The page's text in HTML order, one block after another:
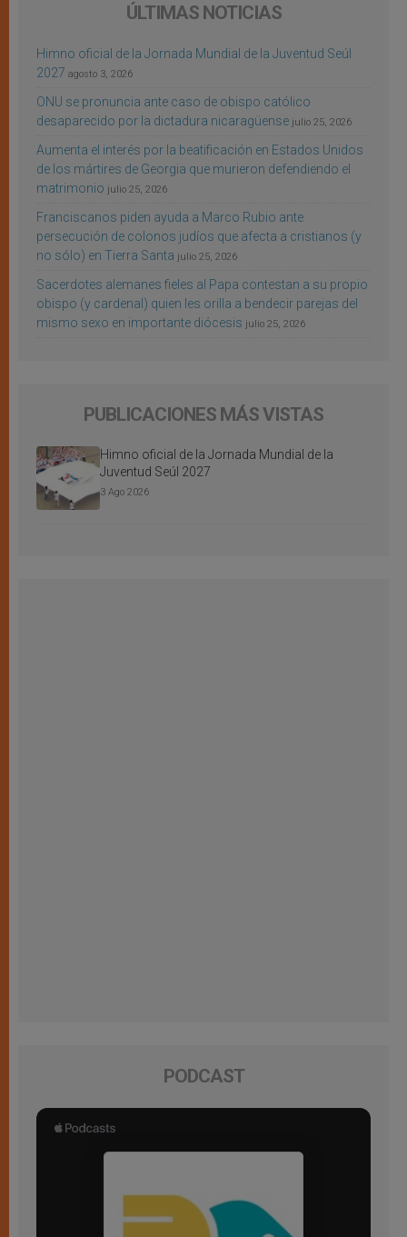
ÚLTIMAS NOTICIAS
Himno oficial de la Jornada Mundial de la Juventud Seúl
2027 agosto 3, 2026
ONU se pronuncia ante caso de obispo católico
desaparecido por la dictadura nicaragüense julio 25, 2026
Aumenta el interés por la beatificación en Estados Unidos
de los mártires de Georgia que murieron defendiendo el
matrimonio julio 25, 2026
Franciscanos piden ayuda a Marco Rubio ante
persecución de colonos judíos que afecta a cristianos (y
no sólo) en Tierra Santa julio 25, 2026
Sacerdotes alemanes fieles al Papa contestan a su propio
obispo (y cardenal) quien les orilla a bendecir parejas del
mismo sexo en importante diócesis julio 25, 2026
PUBLICACIONES MÁS VISTAS
Himno oficial de la Jornada Mundial de la
Juventud Seúl 2027
3 Ago 2026
PODCAST